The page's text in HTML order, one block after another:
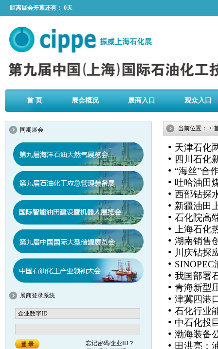
距离展会开幕还有： 0天
首 页 展会概况 展商入口 观众入口
同期展会
展商登录系统
忘记密码/企业ID？
当前位置： >
• 天津石化
• 四川石化
• “海丝”合
• 吐哈油田
• 西部钻探
• 新疆油田
• 石化院高
• 上海石化
• 湖南销售
• 川庆钻探
•
• 我国部署
• 青海新型
• 津冀四港
• 石化行业
• 中石化投
• 渤海装备
• 田洪亮：